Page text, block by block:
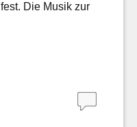
Die Musik zur